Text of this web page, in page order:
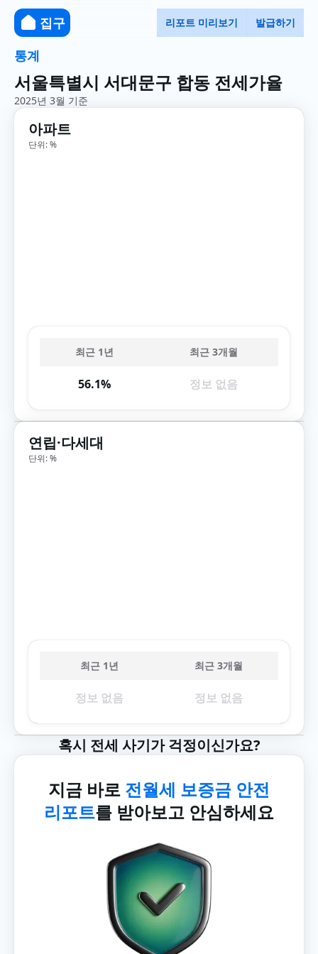
집구 리포트 미리보기 발급하기
통계
서울특별시 서대문구 합동 전세가율
2025년 3월 기준
아파트
단위: %
최근 1년 최근 3개월
56.1% 정보 없음
연립·다세대
단위: %
최근 1년 최근 3개월
정보 없음 정보 없음
혹시 전세 사기가 걱정이신가요?
지금 바로 전월세 보증금 안전
리포트를 받아보고 안심하세요